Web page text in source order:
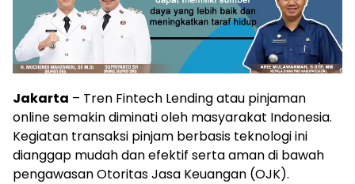
Jakarta – Tren Fintech Lending atau pinjaman
online semakin diminati oleh masyarakat Indonesia.
Kegiatan transaksi pinjam berbasis teknologi ini
dianggap mudah dan efektif serta aman di bawah
pengawasan Otoritas Jasa Keuangan (OJK).